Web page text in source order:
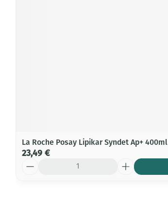
La Roche Posay Lipikar Syndet Ap+ 400ml
23,49 €